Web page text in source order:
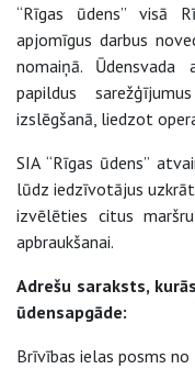
“Rīgas ūdens” visā
apjomīgus darbus
nomaiņā.
papildus
izslēgšanā, liedzot
SIA “Rīgas ūdens”
lūdz iedzīvotājus
izvēlēties citus
apbraukšanai.
Adrešu saraksts,
ūdensapgāde:
Brīvības ielas posms